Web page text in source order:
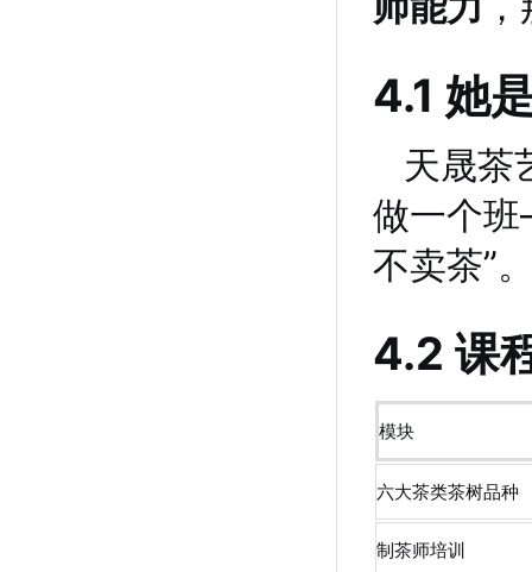
4.1 她
天晟茶
做一个
不卖茶”
4.2 课
模块
六大茶类茶树品种
制茶师培训